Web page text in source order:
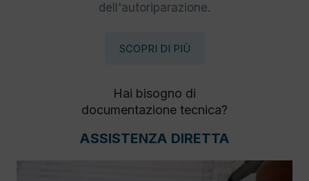
dell'autoriparazione.
SCOPRI DI PIÙ
Hai bisogno di
documentazione tecnica?
ASSISTENZA DIRETTA